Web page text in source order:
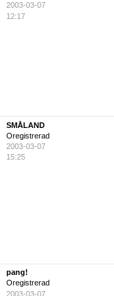
2003-03-07
12:17
SMÅLAND
Oregistrerad
2003-03-07
15:25
pang!
Oregistrerad
2003-03-07